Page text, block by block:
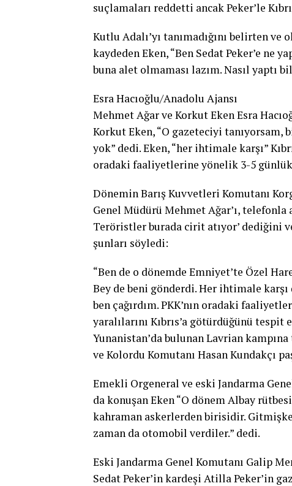
suçlamaları reddetti ancak Peker’le
Kutlu Adalı’yı tanımadığını belirten
kaydeden Eken, “Ben Sedat Peker’e ne
buna alet olmaması lazım. Nasıl yaptı
Esra Hacıoğlu/Anadolu Ajansı
Mehmet Ağar ve Korkut Eken Esra
Korkut Eken, “O gazeteciyi
yok” dedi. Eken, “her ihtimale karşı”
oradaki faaliyetlerine yönelik 3-5 günlük
Dönemin Barış Kuvvetleri Komutanı
Genel Müdürü Mehmet Ağar’ı, telefonla
Teröristler burada cirit atıyor’ dediğini
şunları söyledi:
“Ben de o dönemde Emniyet’te Özel
Bey de beni gönderdi. Her ihtimale
ben çağırdım. PKK’nın oradaki
yaralılarını Kıbrıs’a götürdüğünü
Yunanistan’da bulunan Lavrian
ve Kolordu Komutanı Hasan Kundakçı
Emekli Orgeneral ve eski Jandarma
da konuşan Eken “O dönem Albay
kahraman askerlerden birisidir.
zaman da otomobil verdiler.” dedi.
Eski Jandarma Genel Komutanı Galip
Sedat Peker’in kardeşi Atilla Peker’in